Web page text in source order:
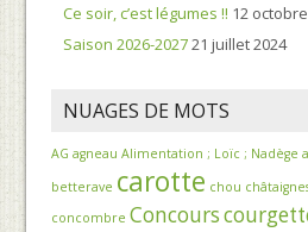
Ce soir, c’est légumes !! 12
Saison 2026-202721 juillet 2024
NUAGES DE MOTS
AG agneau Alimentation ; Loïc ; Nadège
betterave carotte chou
concombre Concours